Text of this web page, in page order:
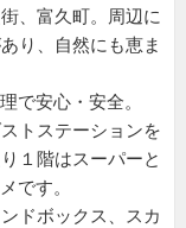
、富久町。周辺に
り、自然にも恵ま
で安心・安全。
トステーションを
１階はスーパーと
です。
ドボックス、スカ